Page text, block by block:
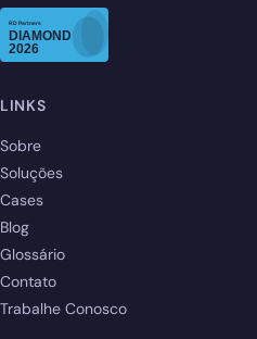
LINKS
Sobre
Soluções
Cases
Blog
Glossário
Contato
Trabalhe Conosco